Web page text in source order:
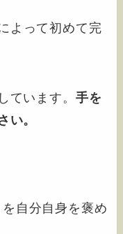
よって初めて完
ています。 手を
い。
自分自身を褒め